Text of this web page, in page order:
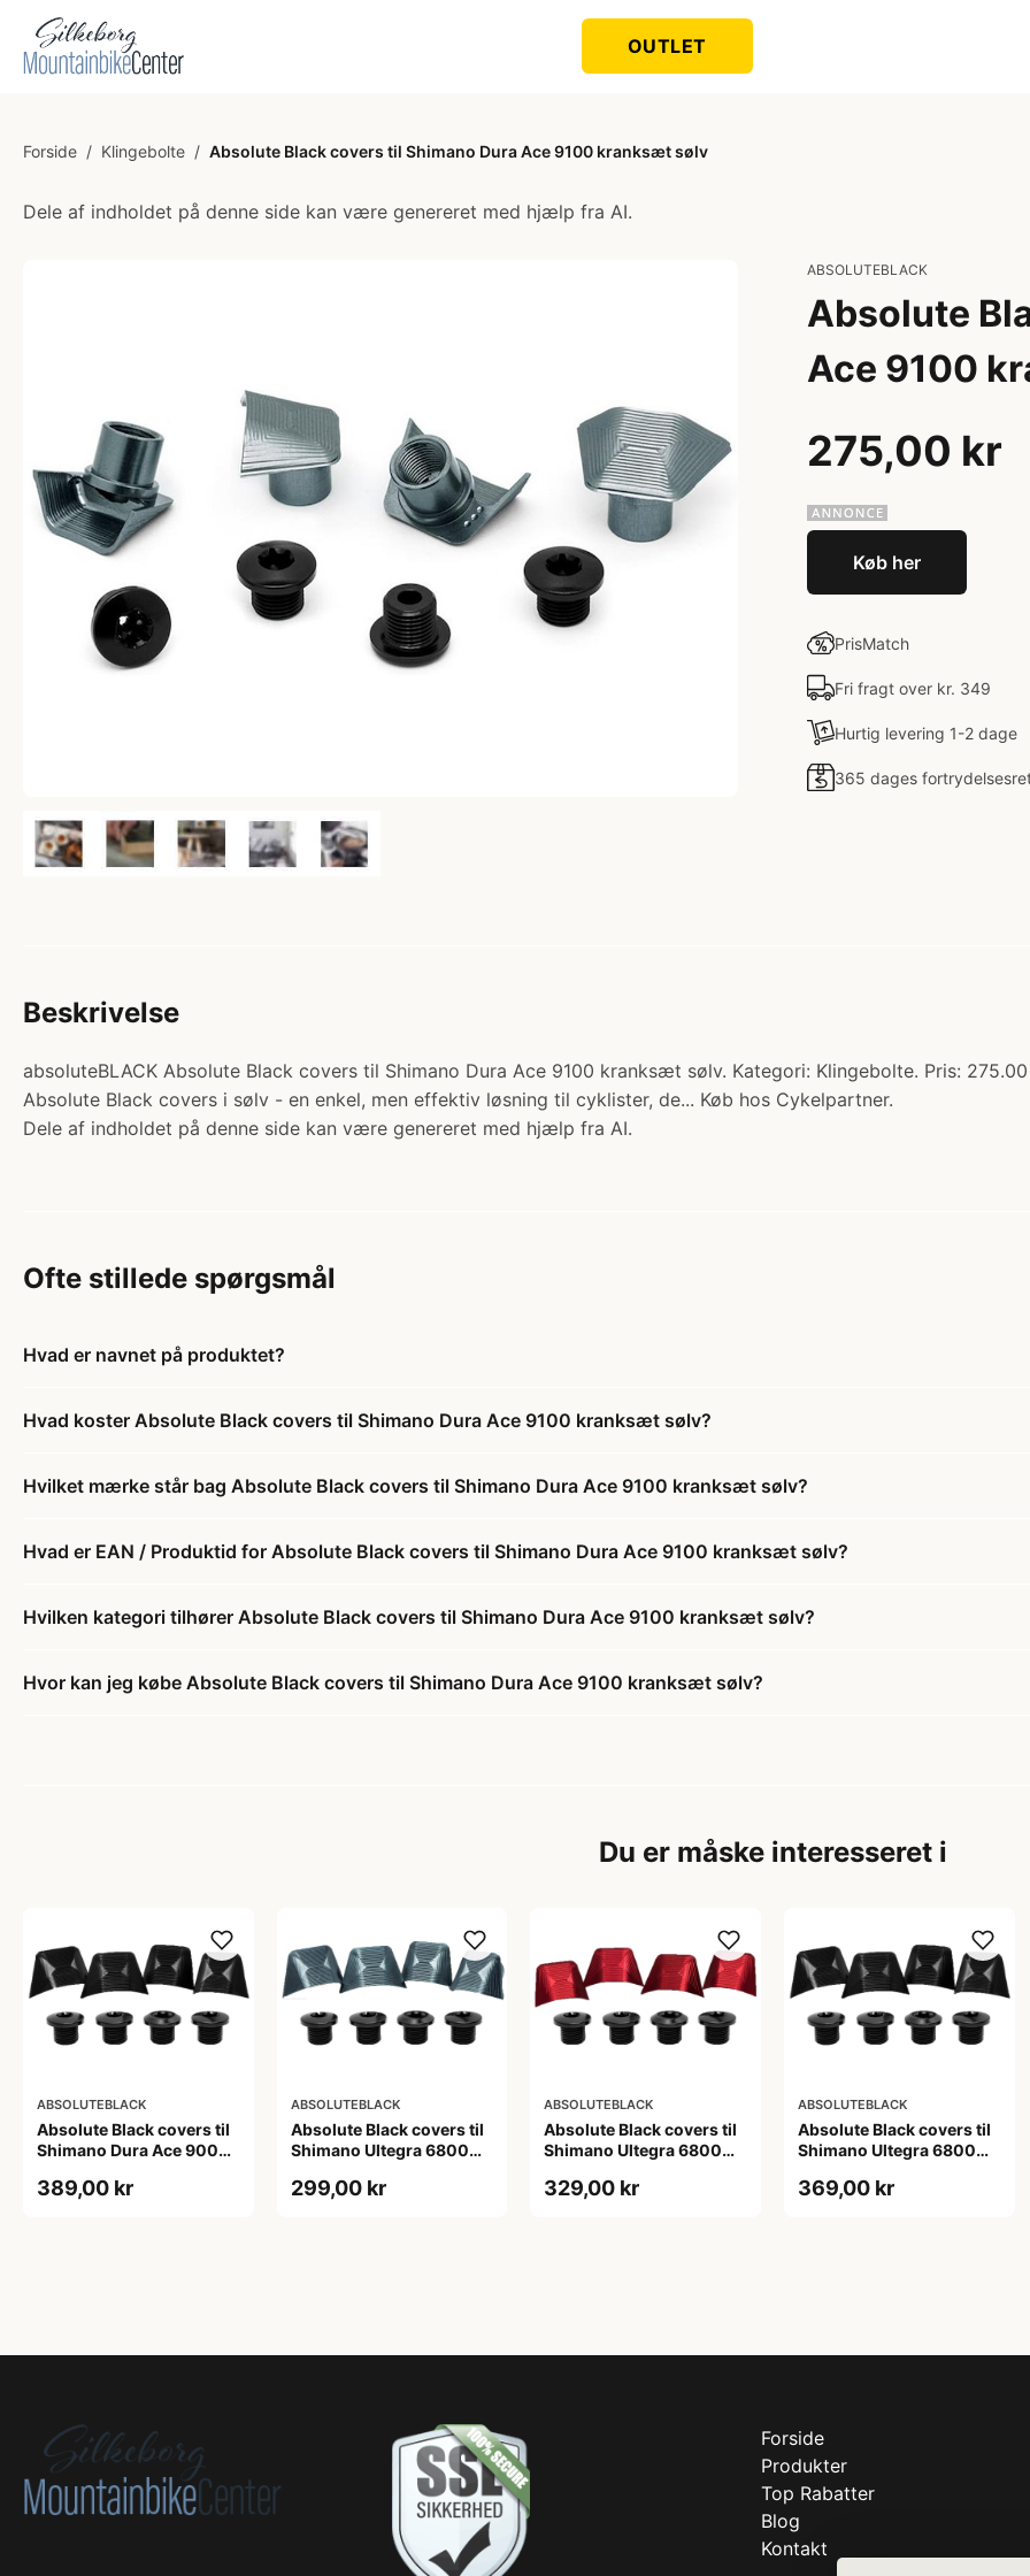
OUTLET
Forside / Klingebolte / Absolute Black covers til Shimano Dura Ace 9100 kranksæt sølv
Dele af indholdet på denne side kan være genereret med hjælp fra AI.
ABSOLUTEBLACK
Absolute
Ace 9100
275,00 kr
Køb her
PrisMatch
Fri fragt over kr. 349
Hurtig levering 1-2 dage
365 dages
Beskrivelse
absoluteBLACK Absolute Black covers til Shimano Dura Ace 9100 kranksæt sølv. Kategori: Klingebolte. Pris:
Absolute Black covers i sølv - en enkel, men effektiv løsning til cyklister, de... Køb hos Cykelpartner.
Dele af indholdet på denne side kan være genereret med hjælp fra AI.
Ofte stillede spørgsmål
Hvad er navnet på produktet?
Hvad koster Absolute Black covers til Shimano Dura Ace 9100 kranksæt sølv?
Hvilket mærke står bag Absolute Black covers til Shimano Dura Ace 9100 kranksæt sølv?
Hvad er EAN / Produktid for Absolute Black covers til Shimano Dura Ace 9100 kranksæt sølv?
Hvilken kategori tilhører Absolute Black covers til Shimano Dura Ace 9100 kranksæt sølv?
Hvor kan jeg købe Absolute Black covers til Shimano Dura Ace 9100 kranksæt sølv?
Du er måske interesseret i
ABSOLUTEBLACK
Absolute Black covers til
Shimano Dura Ace 9000
389,00 kr
ABSOLUTEBLACK
Absolute Black covers til
Shimano Ultegra 6800
299,00 kr
ABSOLUTEBLACK
Absolute Black covers til
Shimano Ultegra 6800
329,00 kr
ABSOLUTEBLACK
Absolute Black covers til
Shimano Ultegra 6800
369,00 kr
Forside
Produkter
Top Rabatter
Blog
Kontakt